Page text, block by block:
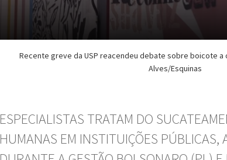
Recente greve da USP reacendeu debate sobre boicote a
Alves/Esquinas
ESPECIALISTAS TRATAM DO
HUMANAS EM INSTITUIÇÕES PÚBLICAS,